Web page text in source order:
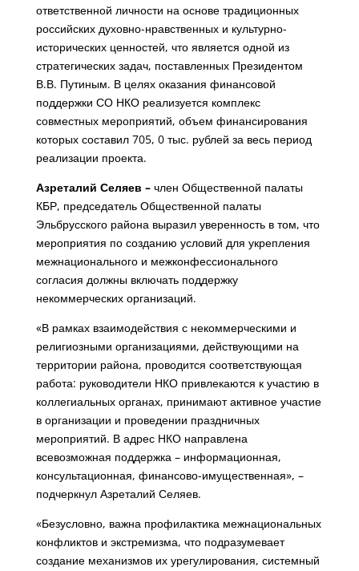
ответственной личности на основе традиционных
российских духовно-нравственных и культурно-
исторических ценностей, что является одной из
стратегических задач, поставленных Президентом
В.В. Путиным. В целях оказания финансовой
поддержки СО НКО реализуется комплекс
совместных мероприятий, объем финансирования
которых составил 705, 0 тыс. рублей за весь период
реализации проекта.
Азреталий Селяев – член Общественной палаты
КБР, председатель Общественной палаты
Эльбрусского района выразил уверенность в том, что
мероприятия по созданию условий для укрепления
межнационального и межконфессионального
согласия должны включать поддержку
некоммерческих организаций.
«В рамках взаимодействия с некоммерческими и
религиозными организациями, действующими на
территории района, проводится соответствующая
работа: руководители НКО привлекаются к участию в
коллегиальных органах, принимают активное участие
в организации и проведении праздничных
мероприятий. В адрес НКО направлена
всевозможная поддержка – информационная,
консультационная, финансово-имущественная», –
подчеркнул Азреталий Селяев.
«Безусловно, важна профилактика межнациональных
конфликтов и экстремизма, что подразумевает
создание механизмов их урегулирования, системный